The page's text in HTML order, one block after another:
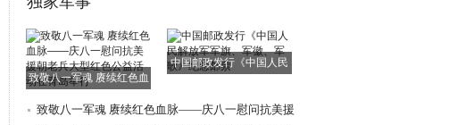
致敬八一军魂 赓续红色血
中国邮政发行《中国人民
致敬八一军魂 赓续红色血脉——庆八一慰问抗美援